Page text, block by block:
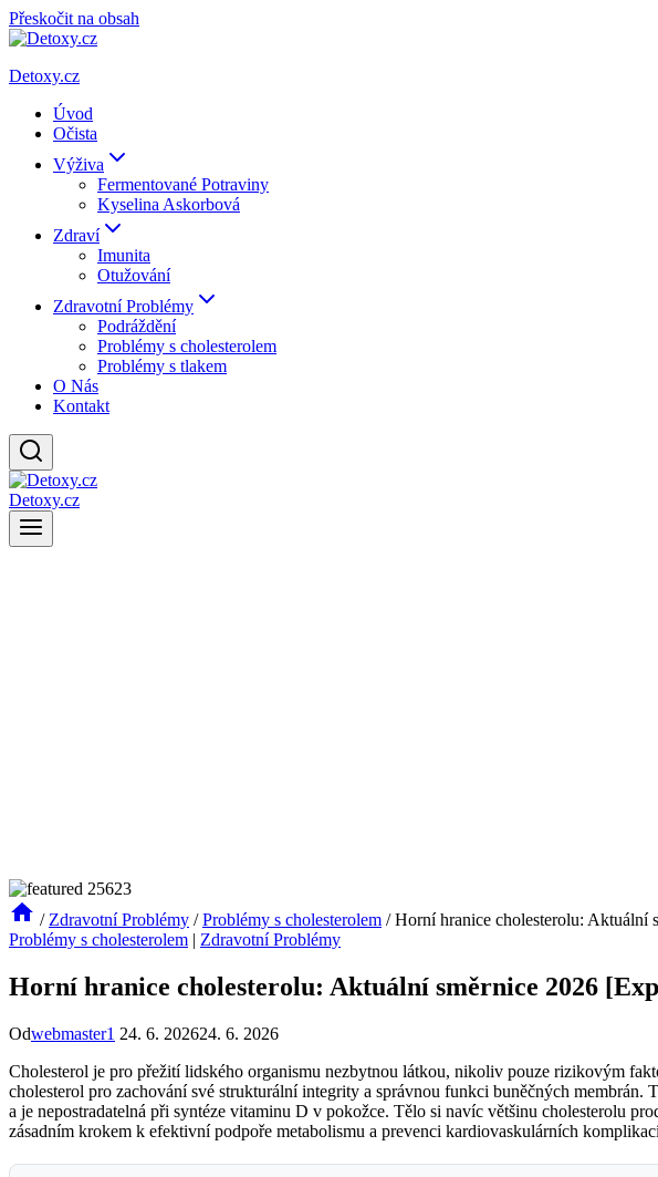
Přeskočit na obsah
Detoxy.cz
Úvod
Očista
Výživa
Fermentované Potraviny
Kyselina Askorbová
Zdraví
Imunita
Otužování
Zdravotní Problémy
Podráždění
Problémy s cholesterolem
Problémy s tlakem
O Nás
Kontakt
Detoxy.cz
/ Zdravotní Problémy / Problémy s cholesterolem / Horní hranice cholesterolu: Aktuální
Problémy s cholesterolem | Zdravotní Problémy
Horní hranice cholesterolu: Aktuální směrnice 2026
Odwebmaster1 24. 6. 202624. 6. 2026
Cholesterol je pro přežití lidského organismu nezbytnou látkou, nikoliv pouze rizikovým
cholesterol pro zachování své strukturální integrity a správnou funkci buněčných
a je nepostradatelná při syntéze vitaminu D v pokožce. Tělo si navíc většinu cholesterolu
zásadním krokem k efektivní podpoře metabolismu a prevenci kardiovaskulárních